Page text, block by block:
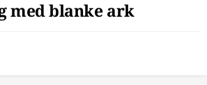
med blanke ark